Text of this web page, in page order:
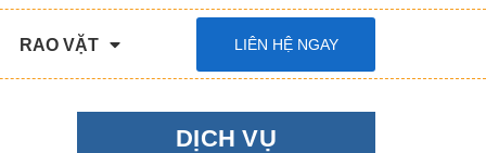
RAO VẶT LIÊN HỆ NGAY
DỊCH VỤ